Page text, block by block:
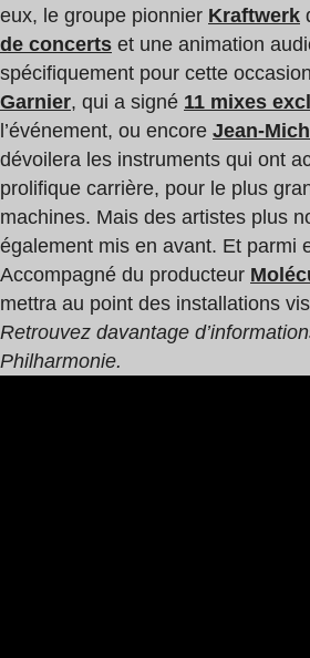
eux, le groupe pionnier Kraftwerk
de concerts et une animation
spécifiquement pour cette
Garnier, qui a signé 11 mixes
l’événement, ou encore Jean-
dévoilera les instruments qui ont
prolifique carrière, pour le plus
machines. Mais des artistes plus
également mis en avant. Et parmi
Accompagné du producteur
mettra au point des installations
Retrouvez davantage
Philharmonie.